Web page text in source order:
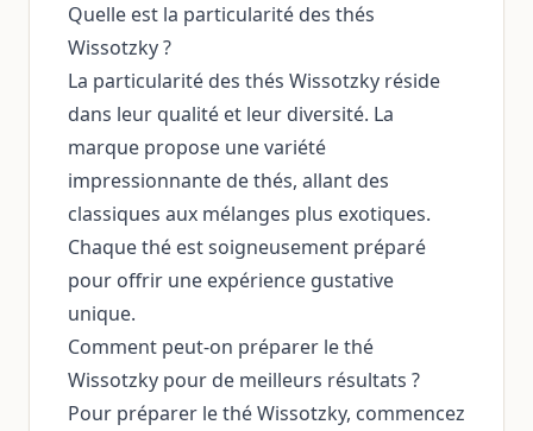
Quelle est la particularité des thés
Wissotzky ?
La particularité des thés Wissotzky réside
dans leur qualité et leur diversité. La
marque propose une variété
impressionnante de thés, allant des
classiques aux mélanges plus exotiques.
Chaque thé est soigneusement préparé
pour offrir une expérience gustative
unique.
Comment peut-on préparer le thé
Wissotzky pour de meilleurs résultats ?
Pour préparer le thé Wissotzky, commencez